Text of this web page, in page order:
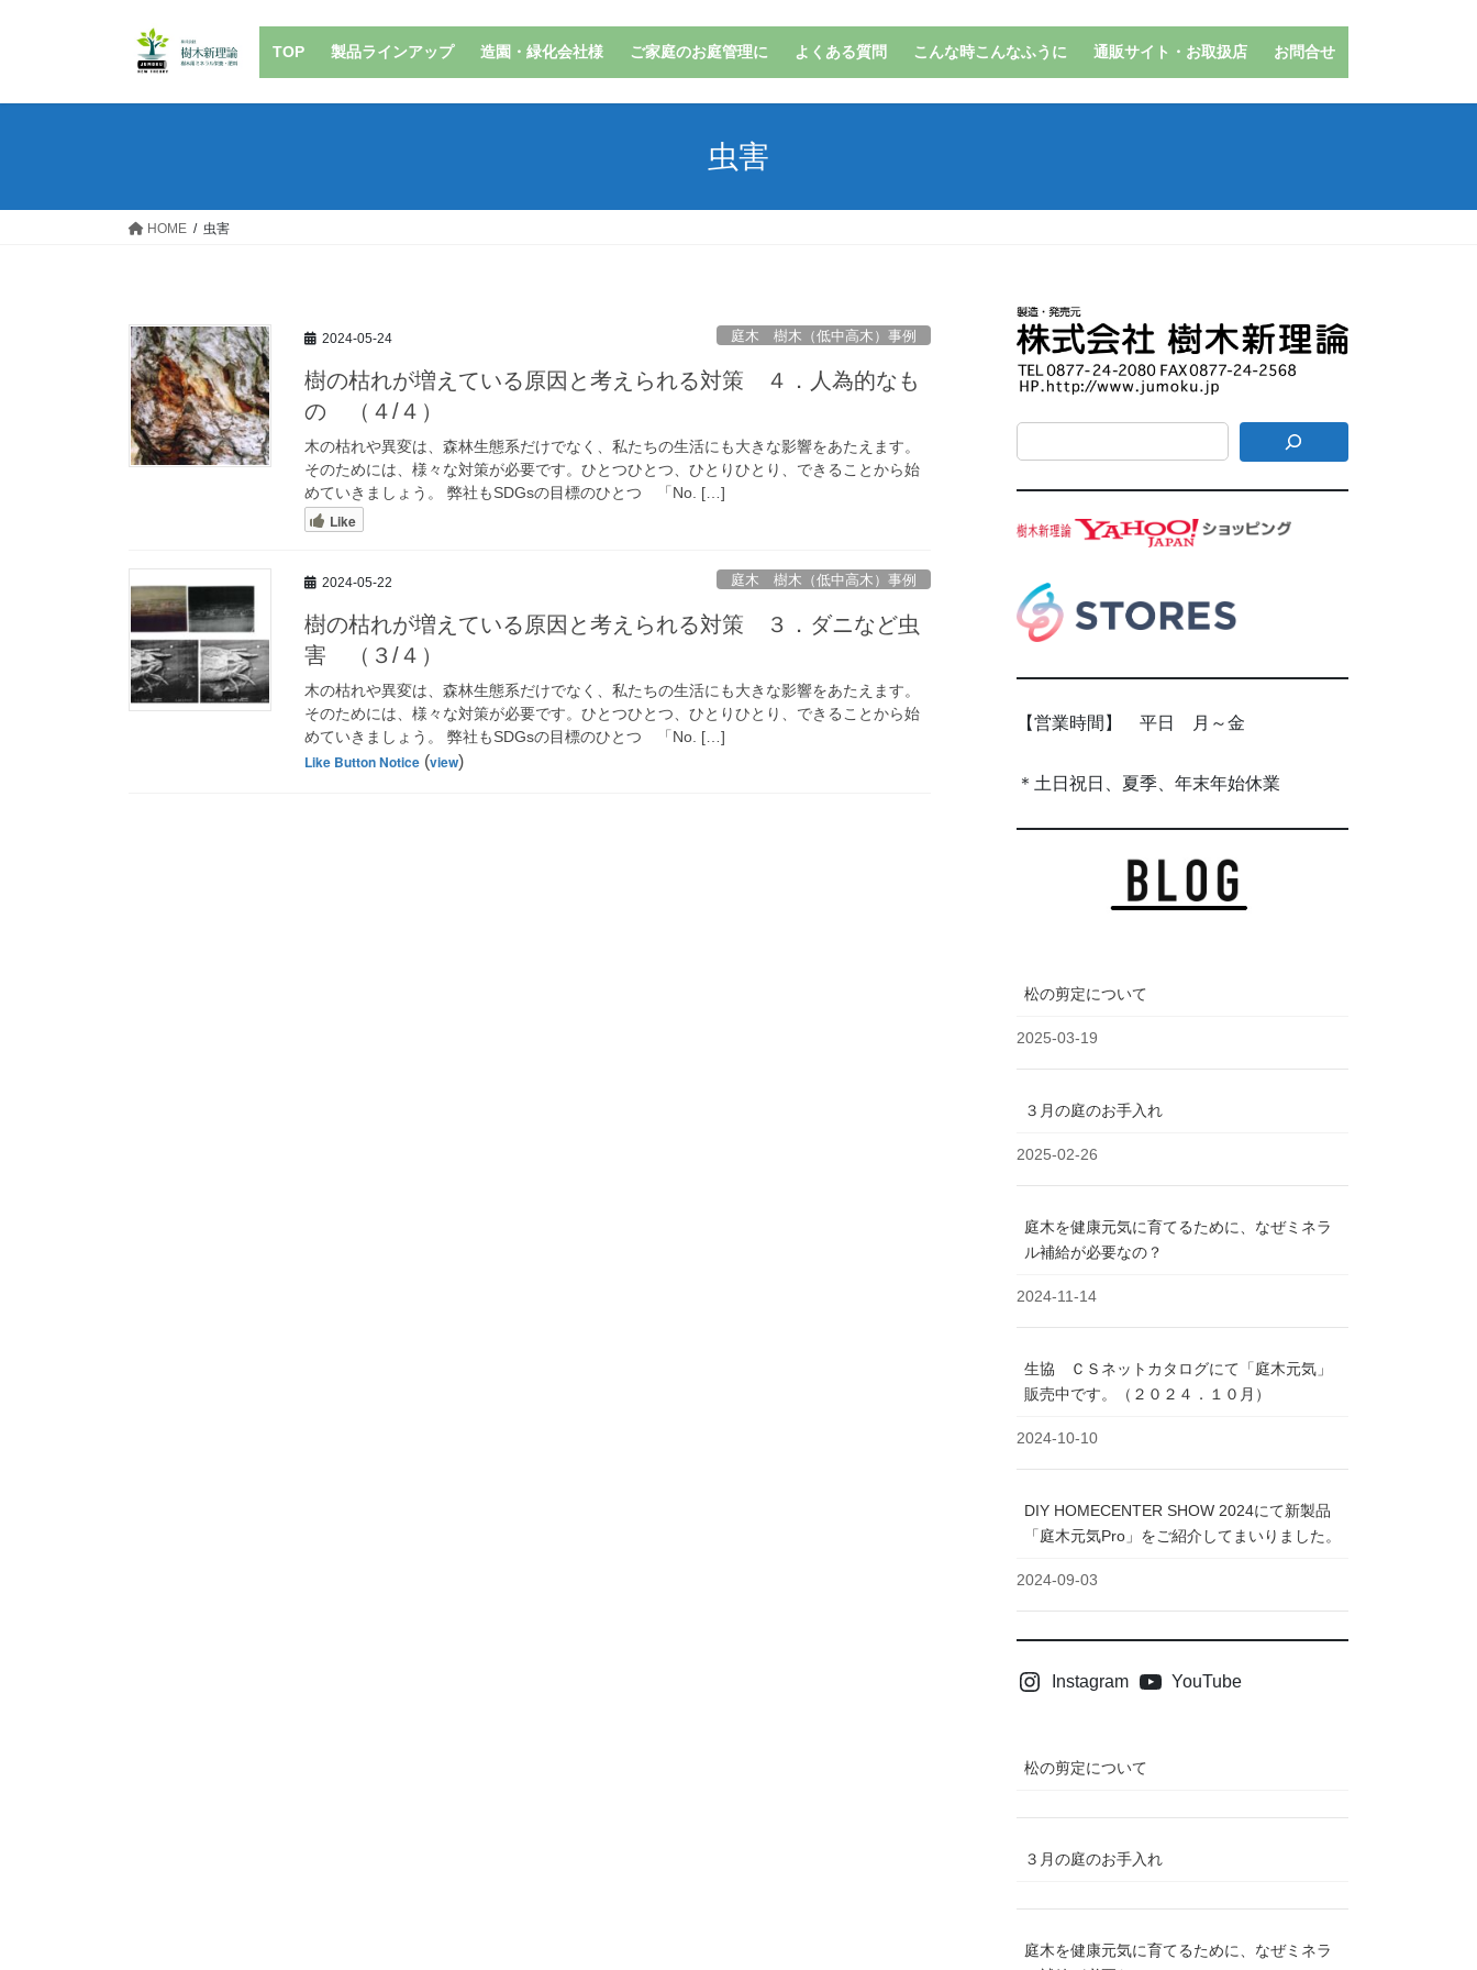
TOP 製品ラインアップ 造園・緑化会社様 ご家庭のお庭管理に よくある質問 こんな時こんなふうに 通販サイト・お取扱店 お問合せ
虫害
HOME 虫害
2024-05-24 庭木 樹木（低中高木）事例
樹の枯れが増えている原因と考えられる対策 ４．人為的なも
の （４/４）
木の枯れや異変は、森林生態系だけでなく、私たちの生活にも大きな影響をあたえます。
そのためには、様々な対策が必要です。ひとつひとつ、ひとりひとり、できることから始
めていきましょう。 弊社もSDGsの目標のひとつ 「No. […]
Like
2024-05-22 庭木 樹木（低中高木）事例
樹の枯れが増えている原因と考えられる対策 ３．ダニなど虫
害 （３/４）
木の枯れや異変は、森林生態系だけでなく、私たちの生活にも大きな影響をあたえます。
そのためには、様々な対策が必要です。ひとつひとつ、ひとりひとり、できることから始
めていきましょう。 弊社もSDGsの目標のひとつ 「No. […]
Like Button Notice (view)
【営業時間】 平日 月～金
＊土日祝日、夏季、年末年始休業
松の剪定について
2025-03-19
３月の庭のお手入れ
2025-02-26
庭木を健康元気に育てるために、なぜミネラ
ル補給が必要なの？
2024-11-14
生協 ＣＳネットカタログにて「庭木元気」
販売中です。（２０２４．１０月）
2024-10-10
DIY HOMECENTER SHOW 2024にて新製品
「庭木元気Pro」をご紹介してまいりました。
2024-09-03
Instagram YouTube
松の剪定について
３月の庭のお手入れ
庭木を健康元気に育てるために、なぜミネラ